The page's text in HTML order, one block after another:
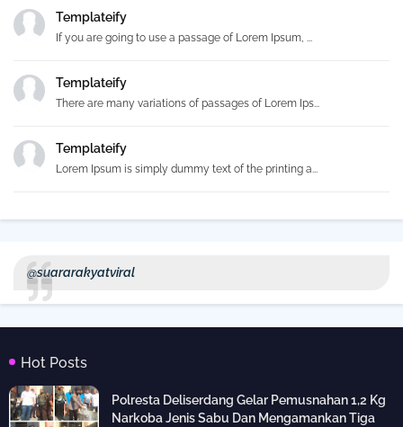
Templateify
If you are going to use a passage of Lorem Ipsum, ...
Templateify
There are many variations of passages of Lorem Ips...
Templateify
Lorem Ipsum is simply dummy text of the printing a...
@suararakyatviral
Hot Posts
Polresta Deliserdang Gelar Pemusnahan 1,2 Kg
Narkoba Jenis Sabu Dan Mengamankan Tiga